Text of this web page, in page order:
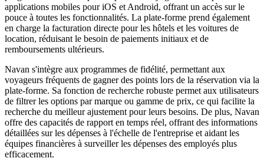
applications mobiles pour iOS et Android, offrant un accès sur le
pouce à toutes les fonctionnalités. La plate-forme prend également
en charge la facturation directe pour les hôtels et les voitures de
location, réduisant le besoin de paiements initiaux et de
remboursements ultérieurs.
Navan s'intègre aux programmes de fidélité, permettant aux
voyageurs fréquents de gagner des points lors de la réservation via la
plate-forme. Sa fonction de recherche robuste permet aux utilisateurs
de filtrer les options par marque ou gamme de prix, ce qui facilite la
recherche du meilleur ajustement pour leurs besoins. De plus, Navan
offre des capacités de rapport en temps réel, offrant des informations
détaillées sur les dépenses à l'échelle de l'entreprise et aidant les
équipes financières à surveiller les dépenses des employés plus
efficacement.